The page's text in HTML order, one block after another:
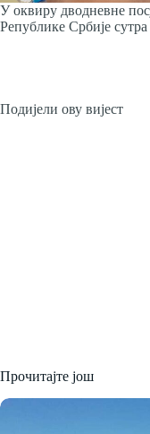
У оквиру дводневне
Републике Србије
Подијели ову вијест
Прочитајте још